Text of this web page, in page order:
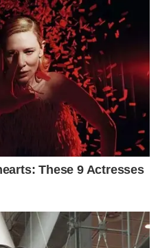
These 9 Actresses